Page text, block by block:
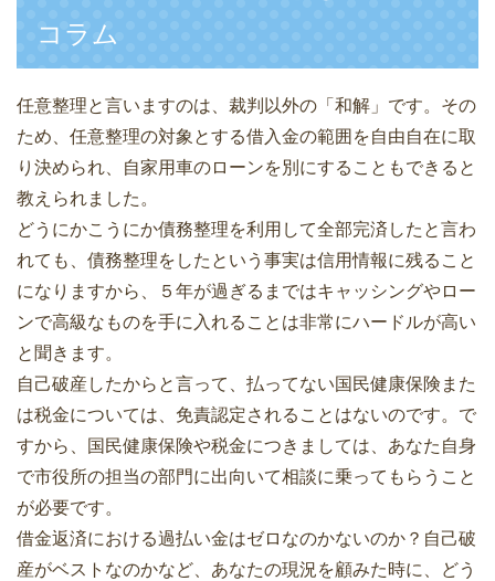
コラム
任意整理と言いますのは、裁判以外の「和解」です。その
ため、任意整理の対象とする借入金の範囲を自由自在に取
り決められ、自家用車のローンを別にすることもできると
教えられました。
どうにかこうにか債務整理を利用して全部完済したと言わ
れても、債務整理をしたという事実は信用情報に残ること
になりますから、５年が過ぎるまではキャッシングやロー
ンで高級なものを手に入れることは非常にハードルが高い
と聞きます。
自己破産したからと言って、払ってない国民健康保険また
は税金については、免責認定されることはないのです。で
すから、国民健康保険や税金につきましては、あなた自身
で市役所の担当の部門に出向いて相談に乗ってもらうこと
が必要です。
借金返済における過払い金はゼロなのかないのか？自己破
産がベストなのかなど、あなたの現況を顧みた時に、どう